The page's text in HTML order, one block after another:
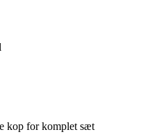
kop for komplet sæt